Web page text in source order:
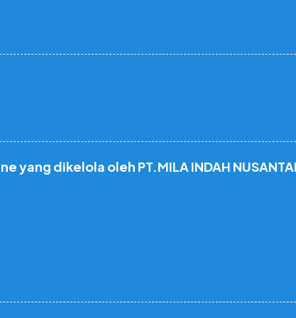
yang dikelola oleh PT.MILA INDAH